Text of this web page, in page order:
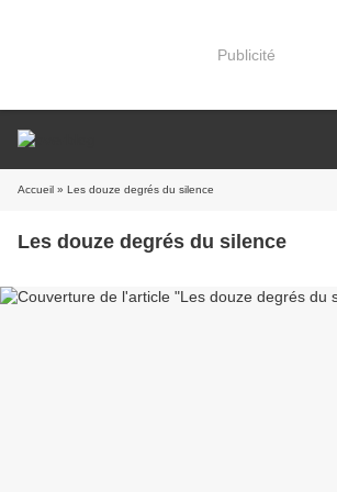
Publicité
Accueil » Les douze degrés du silence
Les douze degrés du silence